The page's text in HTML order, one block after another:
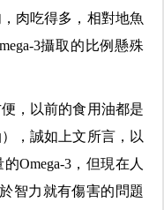
肉吃得多，相對地魚
3攝取的比例懸殊
，以前的食用油都是
，誠如上文所言，以
Omega-3，但現在人
智力就有傷害的問題